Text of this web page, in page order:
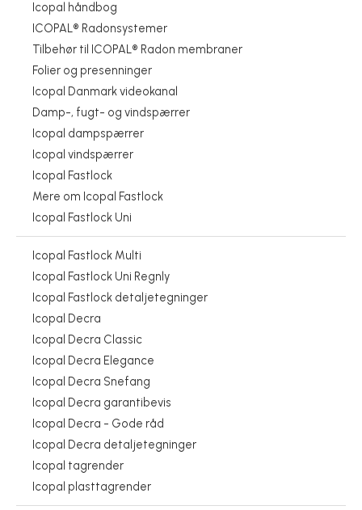
Icopal håndbog
ICOPAL® Radonsystemer
Tilbehør til ICOPAL® Radon membraner
Folier og presenninger
Icopal Danmark videokanal
Damp-, fugt- og vindspærrer
Icopal dampspærrer
Icopal vindspærrer
Icopal Fastlock
Mere om Icopal Fastlock
Icopal Fastlock Uni
Icopal Fastlock Multi
Icopal Fastlock Uni Regnly
Icopal Fastlock detaljetegninger
Icopal Decra
Icopal Decra Classic
Icopal Decra Elegance
Icopal Decra Snefang
Icopal Decra garantibevis
Icopal Decra - Gode råd
Icopal Decra detaljetegninger
Icopal tagrender
Icopal plasttagrender